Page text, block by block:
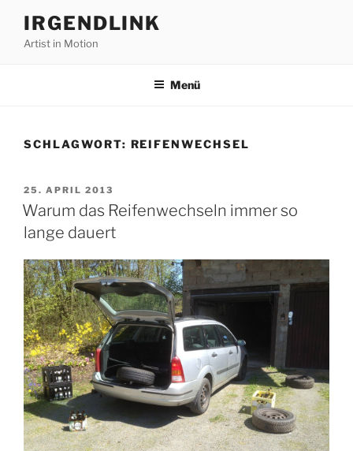
Inhalt
springen
IRGENDLINK
Artist in Motion
Menü
SCHLAGWORT: REIFENWECHSEL
VERÖFFENTLICHT
AM
25. APRIL 2013
Warum das Reifenwechseln immer so
lange dauert